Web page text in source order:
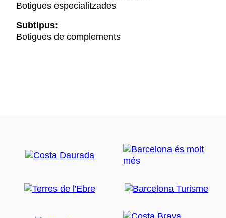
Botigues especialitzades
Subtipus:
Botigues de complements